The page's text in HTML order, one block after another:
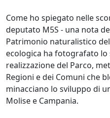
Come ho spiegato nelle
deputato M5S - una nota
Patrimonio naturalistico
ecologica ha fotografato lo
realizzazione del Parco,
Regioni e dei Comuni che
minacciano lo sviluppo di
Molise e Campania.